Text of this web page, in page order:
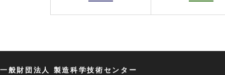
一般財団法人 製造科学技術センター